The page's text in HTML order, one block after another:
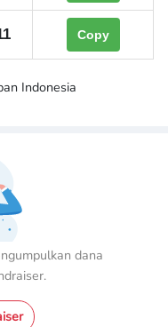
Copy
Indonesia
dana